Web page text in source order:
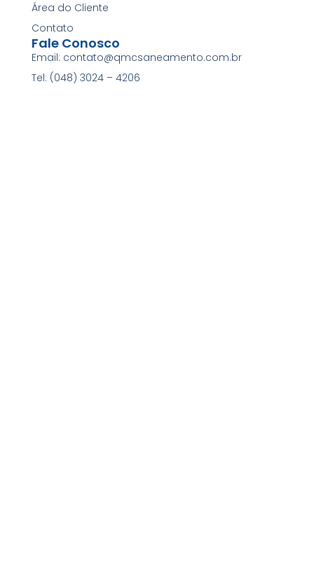
Área do Cliente
Contato
Fale Conosco
Email: contato@qmcsaneamento.com.br
Tel: (048) 3024 – 4206